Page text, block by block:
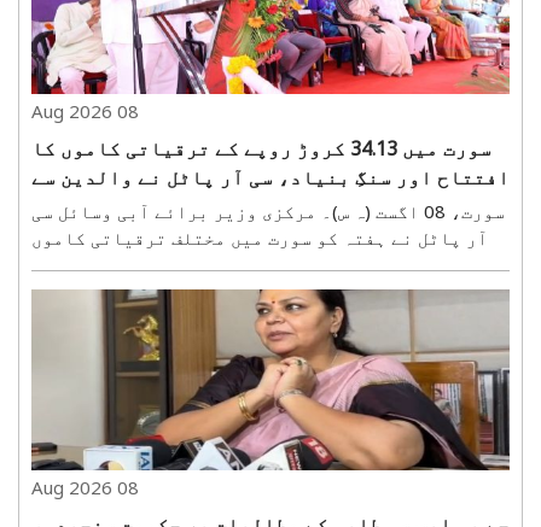
08 Aug 2026
سورت میں 34.13 کروڑ روپے کے ترقیاتی کاموں کا
افتتاح اور سنگِ بنیاد، سی آر پاٹل نے والدین سے
کہا—بچوں کو موبائل سے دور رکھیں
سورت، 08 اگست (ہ س)۔ مرکزی وزیر برائے آبی وسائل سی
آر پاٹل نے ہفتہ کو سورت میں مختلف ترقیاتی کاموں
روپے کے مکمل ہو چکے کاموں کا افتتاح کیا گیا، جبکہ
08 Aug 2026